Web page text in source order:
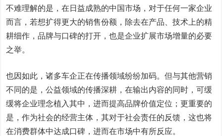
不难理解的是，在日益成熟的中国市场，对于任何一家企业
而言，若想扩得更大的销售份额，除去在产品、技术上的精
耕细作，品牌与口碑的打开，也是企业扩展市场增量的必要
之举。
也因如此，诸多车企正在传播领域纷纷加码。但与其他营销
不同的是，公益领域的传播深耕，在输出内容的同时，可缓
缓将企业理念植入其中，进而提高品牌价值定位；更重要的
是，作为社会的经营主体，其对于社会责任的反馈，这也将
在消费群体中达成口碑，进而在市场中有所反应。